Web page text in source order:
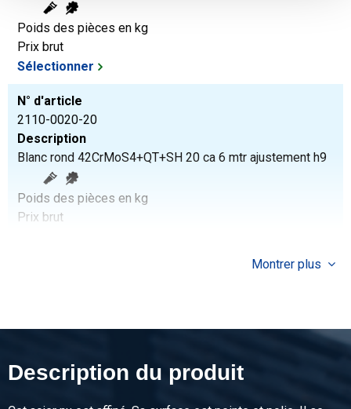
Poids des pièces en kg
Prix brut
Sélectionner
N° d'article
2110-0020-20
Description
Blanc rond 42CrMoS4+QT+SH 20 ca 6 mtr ajustement h9
Poids des pièces en kg
Prix brut
Blanc rond 42CrMoS4+QT+SH 25 ca 6 mtr ajustement h9
Poids des pièces en kg
Montrer plus
Description du produit